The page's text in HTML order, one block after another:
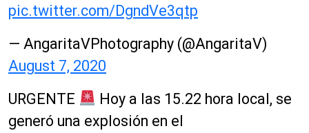
pic.twitter.com/DgndVe3qtp
— AngaritaVPhotography (@AngaritaV)
August 7, 2020
URGENTE
Hoy a las 15.22 hora local, se
generó una explosión en el